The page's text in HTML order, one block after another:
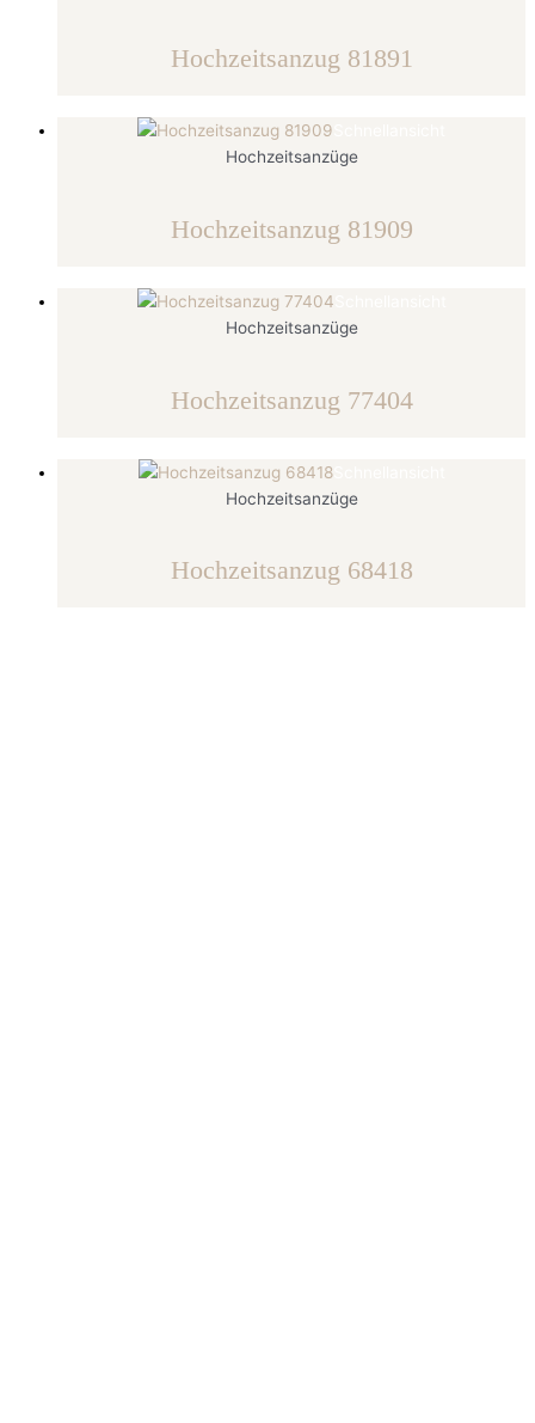
Hochzeitsanzug 81891
Hochzeitsanzüge
Hochzeitsanzug 81909
Hochzeitsanzüge
Hochzeitsanzug 77404
Schnellansicht
Hochzeitsanzüge
Hochzeitsanzug 68418